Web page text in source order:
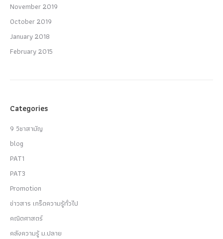
November 2019
October 2019
January 2018
February 2015
Categories
9 วิชาสามัญ
blog
PAT1
PAT3
Promotion
ข่าวสาร เกร็ดความรู้ทั่วไป
คณิตศาสตร์
คลังความรู้ ม.ปลาย